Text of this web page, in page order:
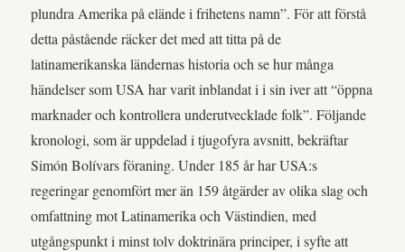
plundra Amerika på elände i frihetens namn”. För att förstå
detta påstående räcker det med att titta på de
latinamerikanska ländernas historia och se hur många
händelser som USA har varit inblandat i i sin iver att “öppna
marknader och kontrollera underutvecklade folk”. Följande
kronologi, som är uppdelad i tjugofyra avsnitt, bekräftar
Simón Bolívars föraning. Under 185 år har USA:s
regeringar genomfört mer än 159 åtgärder av olika slag och
omfattning mot Latinamerika och Västindien, med
utgångspunkt i minst tolv doktrinära principer, i syfte att